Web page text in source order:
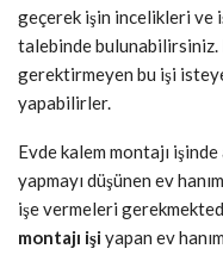
geçerek işin incelikleri ve
talebinde
gerektirmeyen bu işi
yapabilirler.
Evde kalem montajı
yapmayı düşünen ev
işe vermeleri
montajı işiyapan ev